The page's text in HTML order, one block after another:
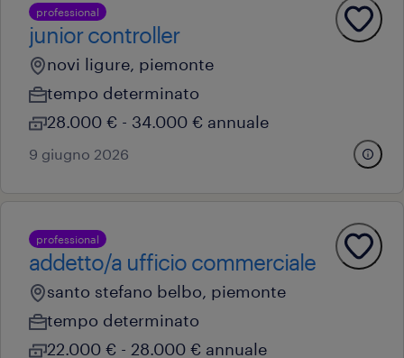
professional
junior controller
novi ligure, piemonte
tempo determinato
28.000 € - 34.000 € annuale
9 giugno 2026
professional
addetto/a ufficio commerciale
santo stefano belbo, piemonte
tempo determinato
22.000 € - 28.000 € annuale